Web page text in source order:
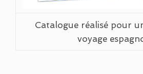
Catalogue réalisé pour
voyage